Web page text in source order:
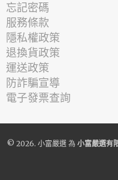
忘記密碼
服務條款
隱私權政策
退換貨政策
運送政策
防詐騙宣導
電子發票查詢
© 2026. 小富嚴選為 小富嚴選有